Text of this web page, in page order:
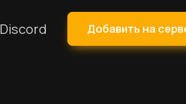
Discord Добавить на